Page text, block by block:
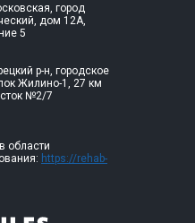
город
дом 12А,
5
р-н, городское
Жилино-1, 27 км
№2/7
области
https://rehab-